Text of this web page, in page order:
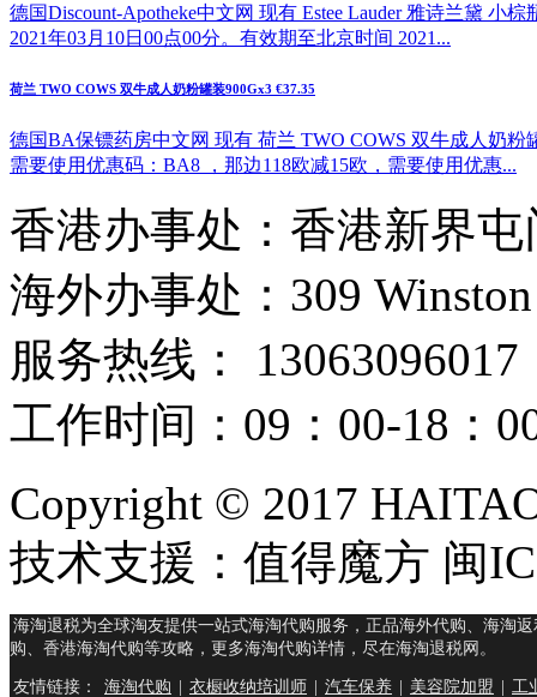
德国Discount-Apotheke中文网 现有 Estee Lauder 雅诗兰黛 小
2021年03月10日00点00分。有效期至北京时间 2021...
荷兰 TWO COWS 双牛成人奶粉罐装900Gx3 €37.35
德国BA保镖药房中文网 现有 荷兰 TWO COWS 双牛成人奶
需要使用优惠码：BA8 ，那边118欧减15欧，需要使用优惠...
香港办事处：香港新界
海外办事处：309
服务热线： 13063096017
工作时间：09：00-18：
Copyright © 2017
技术支援：值得魔方 闽
海淘退税为全球淘友提供一站式海淘代购服务，正品海外代购、海淘
购、香港海淘代购等攻略，更多海淘代购详情，尽在海淘退税网。
友情链接： 海淘代购 衣橱收纳培训师 汽车保养 美容院加盟 工